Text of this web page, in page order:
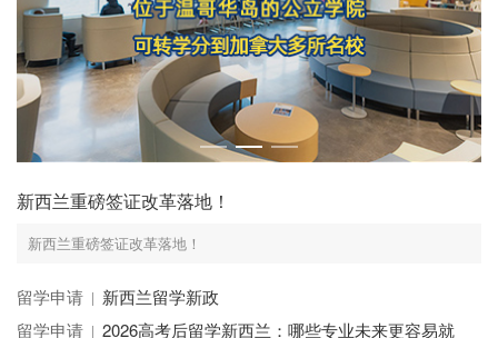
新西兰重磅签证改革落地！
新西兰重磅签证改革落地！
留学申请
新西兰留学新政
留学申请
2026高考后留学新西兰：哪些专业未来更容易就